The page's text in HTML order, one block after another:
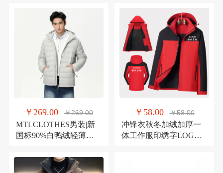
￥269.00 ￥269.00
MTLCLOTHES男装|新
国标90%白鸭绒轻薄短
潮流
￥58.00 ￥58.00
冲锋衣秋冬加绒加厚一
体工作服印绣字LOGO